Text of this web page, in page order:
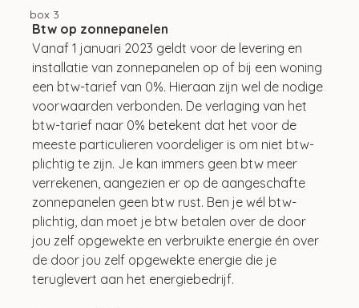
box 3
Btw op zonnepanelen
Vanaf 1 januari 2023 geldt voor de levering en
installatie van zonnepanelen op of bij een woning
een btw-tarief van 0%. Hieraan zijn wel de nodige
voorwaarden verbonden. De verlaging van het
btw-tarief naar 0% betekent dat het voor de
meeste particulieren voordeliger is om niet btw-
plichtig te zijn. Je kan immers geen btw meer
verrekenen, aangezien er op de aangeschafte
zonnepanelen geen btw rust. Ben je wél btw-
plichtig, dan moet je btw betalen over de door
jou zelf opgewekte en verbruikte energie én over
de door jou zelf opgewekte energie die je
teruglevert aan het energiebedrijf.